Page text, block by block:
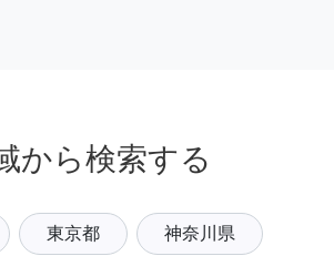
から検索する
東京都 神奈川県